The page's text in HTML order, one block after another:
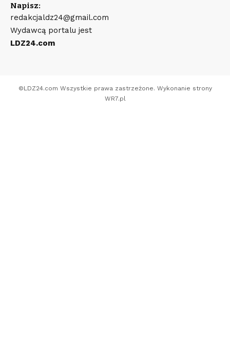
Napisz:
redakcjaldz24@gmail.com
Wydawcą portalu jest
LDZ24.com
©LDZ24.com Wszystkie prawa zastrzeżone. Wykonanie strony
WR7.pl